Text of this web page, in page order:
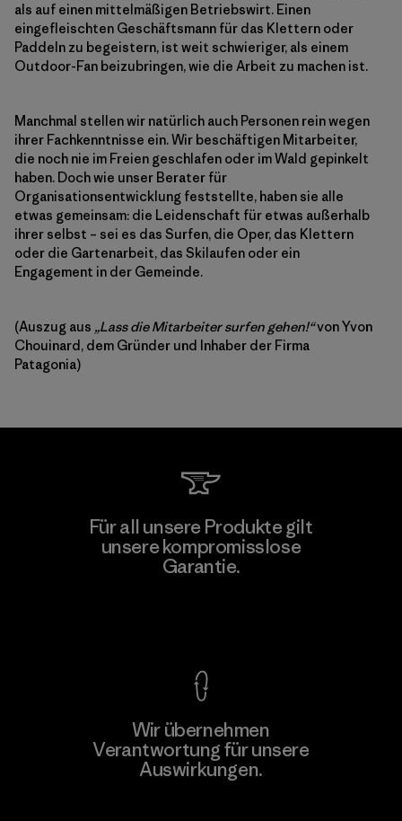
als auf einen mittelmäßigen Betriebswirt. Einen
eingefleischten Geschäftsmann für das Klettern oder
Paddeln zu begeistern, ist weit schwieriger, als einem
Outdoor-Fan beizubringen, wie die Arbeit zu machen ist.
Manchmal stellen wir natürlich auch Personen rein wegen
ihrer Fachkenntnisse ein. Wir beschäftigen Mitarbeiter,
die noch nie im Freien geschlafen oder im Wald gepinkelt
haben. Doch wie unser Berater für
Organisationsentwicklung feststellte, haben sie alle
etwas gemeinsam: die Leidenschaft für etwas außerhalb
ihrer selbst – sei es das Surfen, die Oper, das Klettern
oder die Gartenarbeit, das Skilaufen oder ein
Engagement in der Gemeinde.
(Auszug aus „Lass die Mitarbeiter surfen gehen!“von Yvon
Chouinard, dem Gründer und Inhaber der Firma
Patagonia)
Für all unsere Produkte gilt
unsere kompromisslose
Garantie.
Wir übernehmen
Verantwortung für unsere
Auswirkungen.